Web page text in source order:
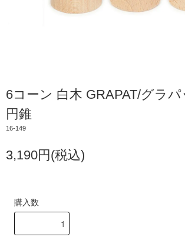
6コーン 白木 GRAPAT/グラ
円錐
16-149
3,190円(税込)
購入数